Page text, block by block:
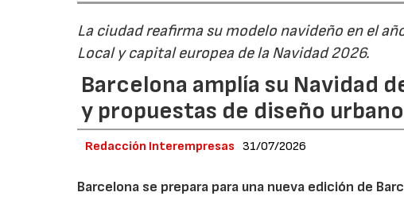
La ciudad reafirma su modelo navideño en el
Local y capital europea de la Navidad 2026.
Barcelona amplía su Navidad
y propuestas de diseño urbano
Redacción Interempresas 31/07/2026
Barcelona se prepara para una nueva edición de